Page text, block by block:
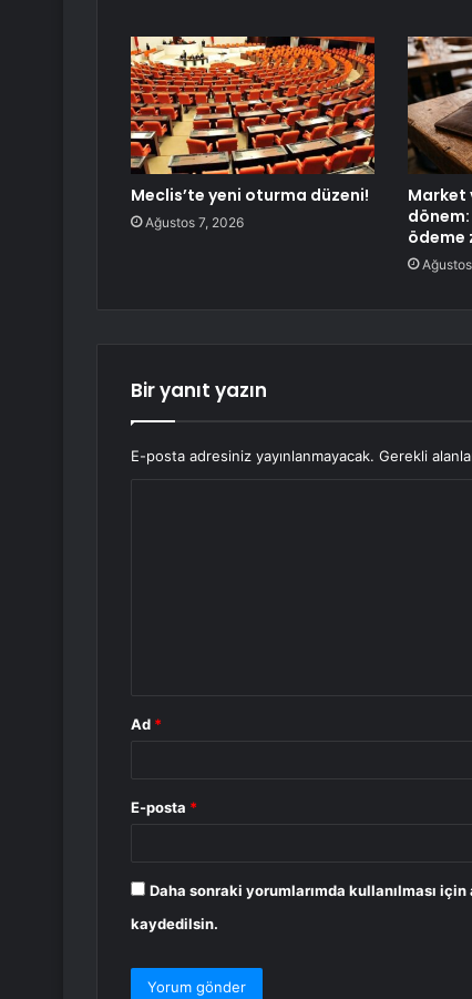
Meclis’te yeni oturma düzeni!
Ağustos 7, 2026
Market
ödeme
Bir yanıt yazın
E-posta adresiniz yayınlanmayacak. Gerekli
Ad *
E-posta *
Daha sonraki yorumlarımda kullanılması
kaydedilsin.